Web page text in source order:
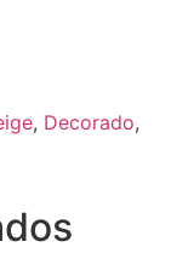
, Decorado,